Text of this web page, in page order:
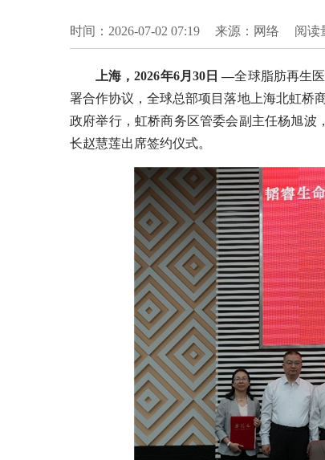
时间：2026-07-02 07:19 来源：网络 阅读
上海，2026年6月30日 —全球脂肪再生
署合作协议，全球总部项目落地上海北虹桥
政府举行，虹桥商务区管委会副主任杨旭波
长赵慧莲出席签约仪式。